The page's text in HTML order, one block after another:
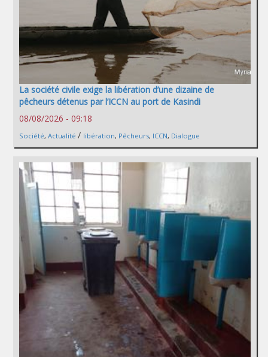
La société civile exige la libération d’une dizaine de
pêcheurs détenus par l’ICCN au port de Kasindi
08/08/2026 - 09:18
Société, Actualité / libération, Pêcheurs, ICCN, Dialogue